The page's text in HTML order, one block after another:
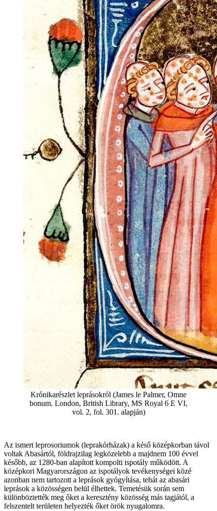
Krónikarészlet leprásokról (James le Palmer, Omne
bonum. London, British Library, MS Royal 6 E VI,
vol. 2, fol. 301. alapján)
Az ismert leprosoriumok (leprakórházak) a késő középkorban távol
voltak Abasártól, földrajzilag legközelebb a majdnem 100 évvel
később, az 1280-ban alapított kompolti ispotály működött. A
középkori Magyarországon az ispotályok tevékenységei közé
azonban nem tartozott a leprások gyógyítása, tehát az abasári
leprások a közösségen belül élhettek. Temetésük során sem
különböztették meg őket a keresztény közösség más tagjától, a
felszentelt területen helyezték őket örök nyugalomra.